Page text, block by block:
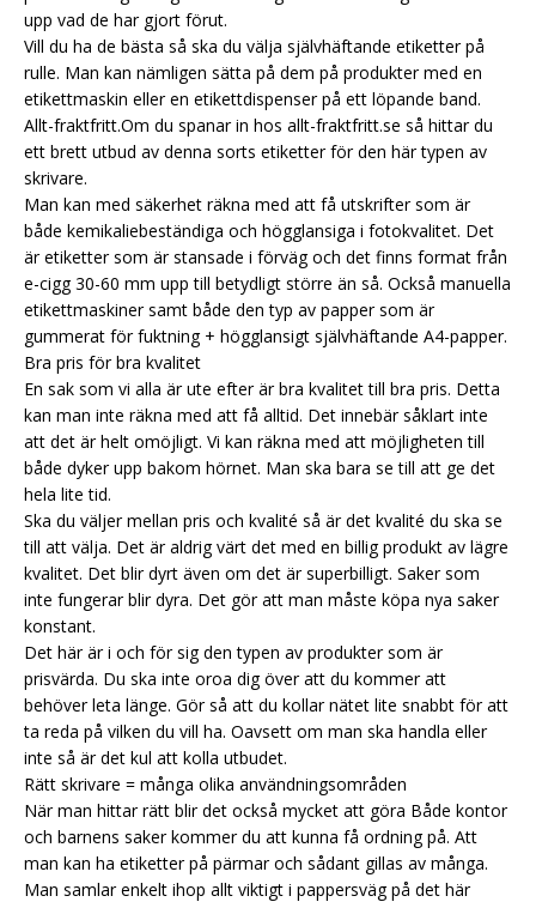
upp vad de har gjort förut.
Vill du ha de bästa så ska du välja självhäftande etiketter på
rulle. Man kan nämligen sätta på dem på produkter med en
etikettmaskin eller en etikettdispenser på ett löpande band.
Allt-fraktfritt.Om du spanar in hos allt-fraktfritt.se så hittar du
ett brett utbud av denna sorts etiketter för den här typen av
skrivare.
Man kan med säkerhet räkna med att få utskrifter som är
både kemikaliebeständiga och högglansiga i fotokvalitet. Det
är etiketter som är stansade i förväg och det finns format från
e-cigg 30-60 mm upp till betydligt större än så. Också manuella
etikettmaskiner samt både den typ av papper som är
gummerat för fuktning + högglansigt självhäftande A4-papper.
Bra pris för bra kvalitet
En sak som vi alla är ute efter är bra kvalitet till bra pris. Detta
kan man inte räkna med att få alltid. Det innebär såklart inte
att det är helt omöjligt. Vi kan räkna med att möjligheten till
både dyker upp bakom hörnet. Man ska bara se till att ge det
hela lite tid.
Ska du väljer mellan pris och kvalité så är det kvalité du ska se
till att välja. Det är aldrig värt det med en billig produkt av lägre
kvalitet. Det blir dyrt även om det är superbilligt. Saker som
inte fungerar blir dyra. Det gör att man måste köpa nya saker
konstant.
Det här är i och för sig den typen av produkter som är
prisvärda. Du ska inte oroa dig över att du kommer att
behöver leta länge. Gör så att du kollar nätet lite snabbt för att
ta reda på vilken du vill ha. Oavsett om man ska handla eller
inte så är det kul att kolla utbudet.
Rätt skrivare = många olika användningsområden
När man hittar rätt blir det också mycket att göra Både kontor
och barnens saker kommer du att kunna få ordning på. Att
man kan ha etiketter på pärmar och sådant gillas av många.
Man samlar enkelt ihop allt viktigt i pappersväg på det här